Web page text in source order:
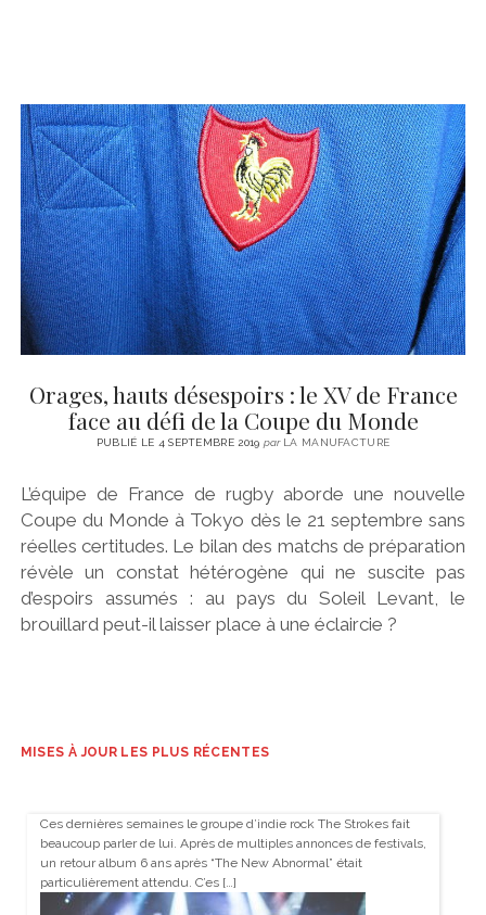
Orages, hauts désespoirs : le XV de France
face au défi de la Coupe du Monde
PUBLIÉ LE 4 SEPTEMBRE 2019 parLA MANUFACTURE
L’équipe de France de rugby aborde une nouvelle
Coupe du Monde à Tokyo dès le 21 septembre sans
réelles certitudes. Le bilan des matchs de préparation
révèle un constat hétérogène qui ne suscite pas
d’espoirs assumés : au pays du Soleil Levant, le
brouillard peut-il laisser place à une éclaircie ?
MISES À JOUR LES PLUS RÉCENTES
Ces dernières semaines le groupe d’indie rock The Strokes fait
beaucoup parler de lui. Après de multiples annonces de festivals,
un retour album 6 ans après “The New Abnormal” était
particulièrement attendu. C’es […]